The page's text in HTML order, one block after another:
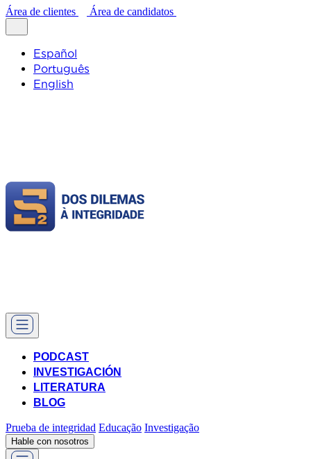
Área de clientes Área de candidatos
Español
Português
English
PODCAST
INVESTIGACIÓN
LITERATURA
BLOG
Prueba de integridad Educação Investigação
Hable con nosotros